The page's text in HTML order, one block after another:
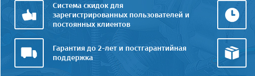
Система скидок для
зарегистрированных пользователей и
постоянных клиентов
Гарантия до 2-лет и постгарантийная
поддержка